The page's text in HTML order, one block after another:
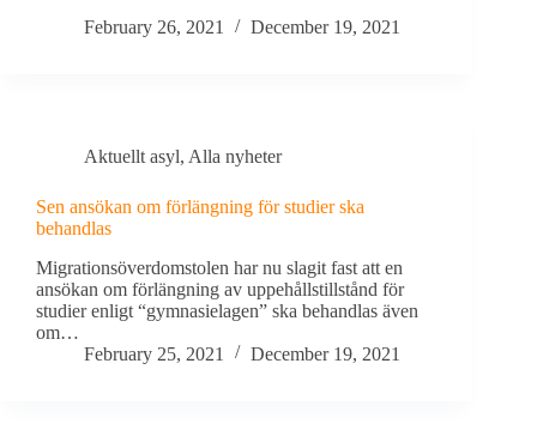
February 26, 2021
December 19, 2021
Aktuellt asyl, Alla nyheter
Sen ansökan om förlängning för studier ska
behandlas
Migrationsöverdomstolen har nu slagit fast att en
ansökan om förlängning av uppehållstillstånd för
studier enligt “gymnasielagen” ska behandlas även
om…
February 25, 2021
December 19, 2021